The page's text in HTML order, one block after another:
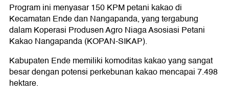
Program ini menyasar 150 KPM petani kakao di
Kecamatan Ende dan Nangapanda, yang tergabung
dalam Koperasi Produsen Agro Niaga Asosiasi Petani
Kakao Nangapanda (KOPAN-SIKAP).
Kabupaten Ende memiliki komoditas kakao yang sangat
besar dengan potensi perkebunan kakao mencapai 7.498
hektare.